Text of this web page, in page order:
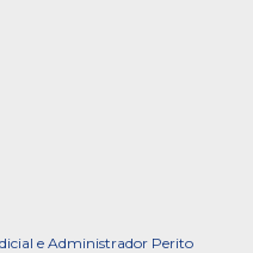
e Administrador Perito